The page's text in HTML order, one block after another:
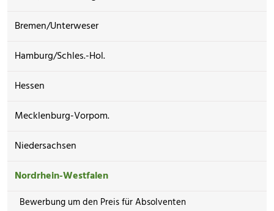
Bremen/Unterweser
Hamburg/Schles.-Hol.
Hessen
Mecklenburg-Vorpom.
Niedersachsen
Nordrhein-Westfalen
Bewerbung um den Preis für Absolventen